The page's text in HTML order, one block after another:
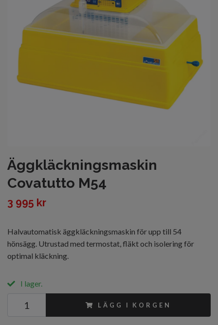
Äggkläckningsmaskin
Covatutto M54
3 995 kr
Halvautomatisk äggkläckningsmaskin för upp till 54
hönsägg. Utrustad med termostat, fläkt och isolering för
optimal kläckning.
I lager.
LÄGG I KORGEN